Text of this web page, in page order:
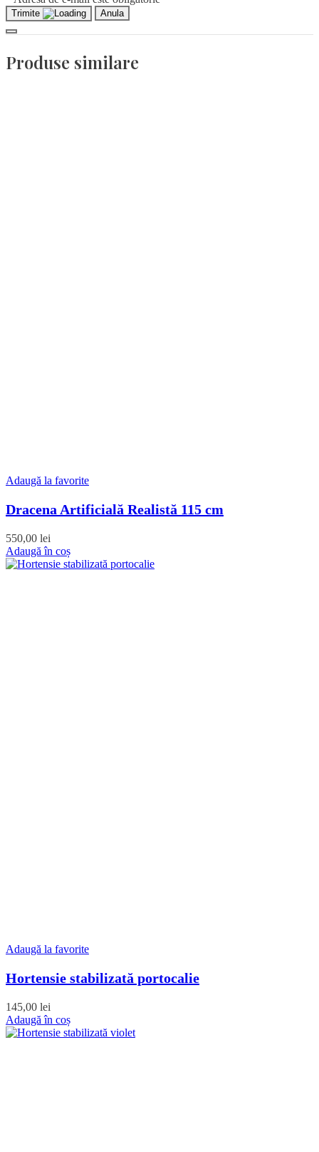
Trimite Anula
Produse similare
Adaugă la favorite
Dracena Artificială Realistă 115 cm
550,00 lei
Adaugă în coș
Adaugă la favorite
Hortensie stabilizată portocalie
145,00 lei
Adaugă în coș